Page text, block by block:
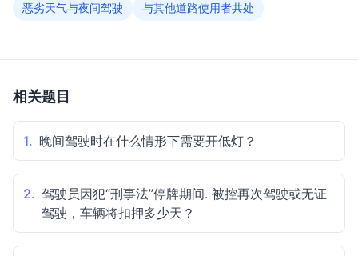
恶劣天气与夜间驾驶
与其他道路使用者共处
相关题目
1. 晚间驾驶时在什么情形下需要开低灯？
2. 驾驶员因犯“刑事法”停牌期间. 被控再次驾驶或无证
驾驶，车辆将扣押多少天？